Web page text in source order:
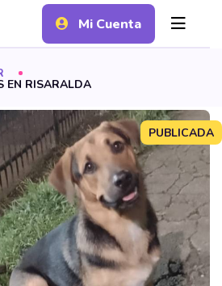
Mi Cuenta
EN RISARALDA
PUBLICADA